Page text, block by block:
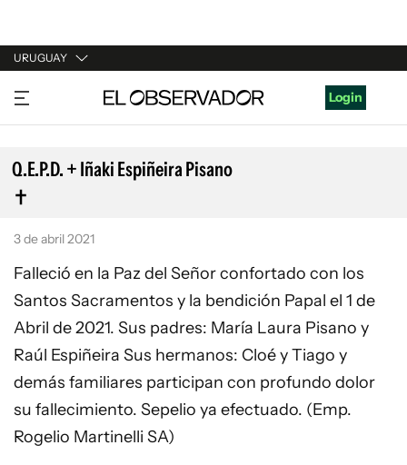
URUGUAY
URUGUAY
ARGENTINA
ESPAÑA
ESTADOS UNIDOS
Login
Q.E.P.D. + Iñaki Espiñeira Pisano
3 de abril 2021
Falleció en la Paz del Señor confortado con los
Santos Sacramentos y la bendición Papal el 1 de
Abril de 2021. Sus padres: María Laura Pisano y
Raúl Espiñeira Sus hermanos: Cloé y Tiago y
demás familiares participan con profundo dolor
su fallecimiento. Sepelio ya efectuado. (Emp.
Rogelio Martinelli SA)